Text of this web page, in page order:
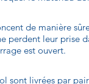
de manière
perdent leur prise
est ouvert.
sont livrées par